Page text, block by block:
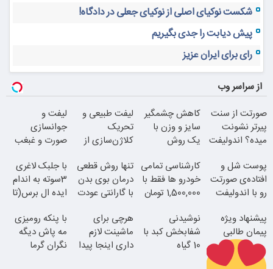
شکست نوکیای اصلی از نوکیای جعلی در دادگاه!
پیش دیابت را جدی بگیریم
رای برای ایران عزیز
از سراسر وب
صورتت از سنت
پیرتر نشونت
میده؟ اندولیفت
کاهش چشمگیر
سایز و وزن با
یک روش
لیفت طبیعی و
تحریک
کلاژن‌سازی از
24ماه ماندگاری
جوان شو
لیفت و
جوانسازی
صورت و غبغب
دوران نقاهت
پوست شل و
افتاده‌ی صورتت
رو با اندولیفت
کارشناسی تمامی
خودرو ها فقط با
1,500,000 تومان
تنها روش قطعی
درمان بوی بدن
با گارانتی عودت
با جلبک لاغری
3سوته به اندام
ایده ال برس(تا
ویژه)
پیشنهاد ویژه
پیمان طالبی
نوشیدنی
شفابخش کبد با
10 گیاه
هرچی برای
ماشینت لازم
داری اینجا پیدا
با پنکه رومیزی
مه پاش دیگه
نگران گرما